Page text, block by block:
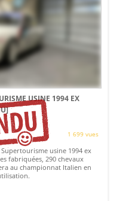
USINE 1994 EX
1 699 vues
usine 1994 ex
fabriquées, 290 chevaux
au championnat Italien en